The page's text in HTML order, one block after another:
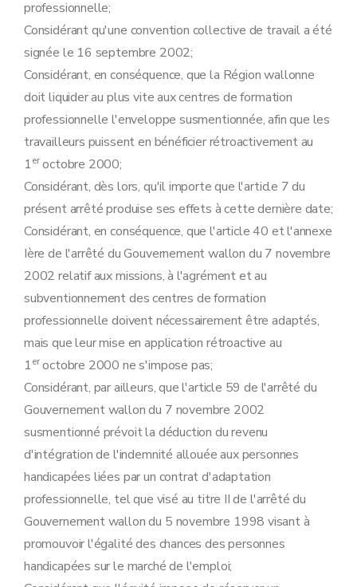
professionnelle;
Considérant qu'une convention collective de travail a été
signée le 16 septembre 2002;
Considérant, en conséquence, que la Région wallonne
doit liquider au plus vite aux centres de formation
professionnelle l'enveloppe susmentionnée, afin que les
travailleurs puissent en bénéficier rétroactivement au
1eroctobre 2000;
Considérant, dès lors, qu'il importe que l'article 7 du
présent arrêté produise ses effets à cette dernière date;
Considérant, en conséquence, que l'article 40 et l'annexe
Ière de l'arrêté du Gouvernement wallon du 7 novembre
2002 relatif aux missions, à l'agrément et au
subventionnement des centres de formation
professionnelle doivent nécessairement être adaptés,
mais que leur mise en application rétroactive au
1eroctobre 2000 ne s'impose pas;
Considérant, par ailleurs, que l'article 59 de l'arrêté du
Gouvernement wallon du 7 novembre 2002
susmentionné prévoit la déduction du revenu
d'intégration de l'indemnité allouée aux personnes
handicapées liées par un contrat d'adaptation
professionnelle, tel que visé au titre II de l'arrêté du
Gouvernement wallon du 5 novembre 1998 visant à
promouvoir l'égalité des chances des personnes
handicapées sur le marché de l'emploi;